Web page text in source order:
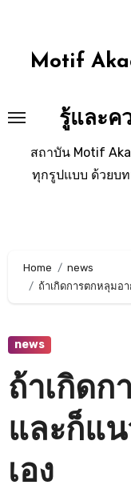
contentMotif
รู้และค
สถาบัน Motif
ทุกรูปแบบ ด้วยบ
Home
news
ถ้าเกิดการตกหลุมอ
news
ถ้าเกิดก
และก็แ
เอง